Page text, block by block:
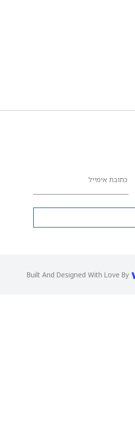
כתובת אימייל
Built And Designed With Love By